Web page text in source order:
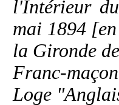
l'Intérieur
mai 1894
la Gironde
Franc-
Loge